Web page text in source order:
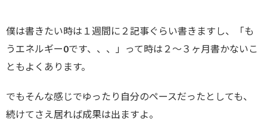
僕は書きたい時は１週間に２記事ぐらい書きますし、「も
うエネルギー0です、、、」って時は２～３ヶ月書かないこ
ともよくあります。
でもそんな感じでゆったり自分のペースだったとしても、
続けてさえ居れば成果は出ますよ。